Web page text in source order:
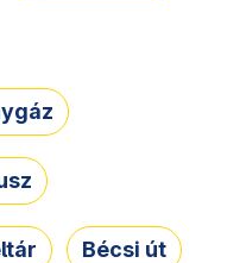
Bécsi út